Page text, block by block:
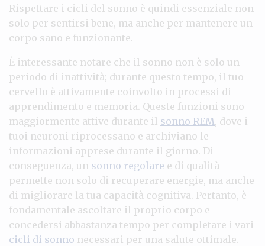
Rispettare i cicli del sonno è quindi essenziale non
solo per sentirsi bene, ma anche per mantenere un
corpo sano e funzionante.
È interessante notare che il sonno non è solo un
periodo di inattività; durante questo tempo, il tuo
cervello è attivamente coinvolto in processi di
apprendimento e memoria. Queste funzioni sono
maggiormente attive durante il sonno REM, dove i
tuoi neuroni riprocessano e archiviano le
informazioni apprese durante il giorno. Di
conseguenza, un sonno regolare e di qualità
permette non solo di recuperare energie, ma anche
di migliorare la tua capacità cognitiva. Pertanto, è
fondamentale ascoltare il proprio corpo e
concedersi abbastanza tempo per completare i vari
cicli di sonno necessari per una salute ottimale.